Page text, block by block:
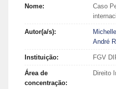
Nome:
Caso
Autor(a/s):
André
Instituição: FGV
Área de
concentração:
Direito